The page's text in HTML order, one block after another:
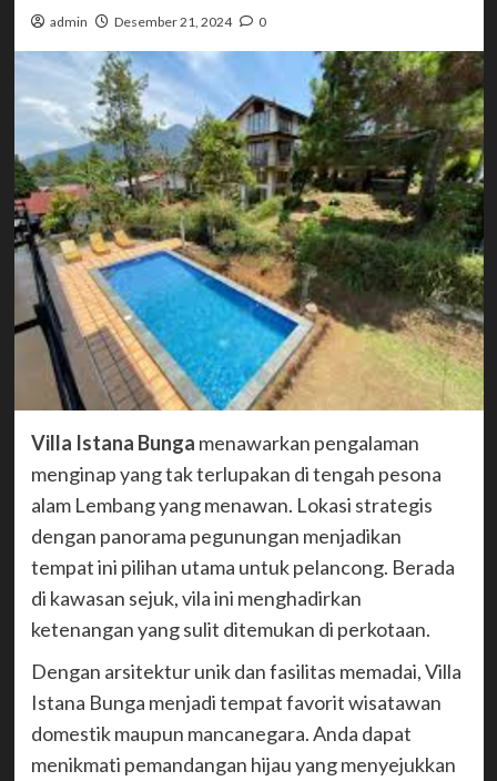
admin Desember 21, 2024 0
Villa Istana Bunga menawarkan pengalaman
menginap yang tak terlupakan di tengah pesona
alam Lembang yang menawan. Lokasi strategis
dengan panorama pegunungan menjadikan
tempat ini pilihan utama untuk pelancong. Berada
di kawasan sejuk, vila ini menghadirkan
ketenangan yang sulit ditemukan di perkotaan.
Dengan arsitektur unik dan fasilitas memadai, Villa
Istana Bunga menjadi tempat favorit wisatawan
domestik maupun mancanegara. Anda dapat
menikmati pemandangan hijau yang menyejukkan